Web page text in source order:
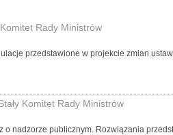
Rady Ministrów
przedstawione w projekcie zmian
Komitet Rady Ministrów
o nadzorze publicznym. Rozwiązania